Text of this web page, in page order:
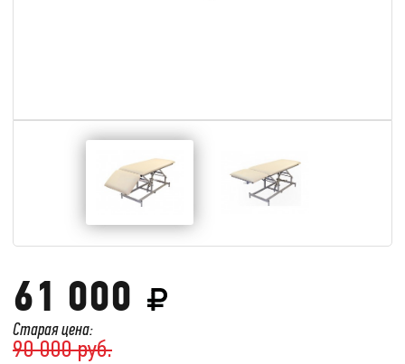
Старая цена:
90 000 руб.
61 000